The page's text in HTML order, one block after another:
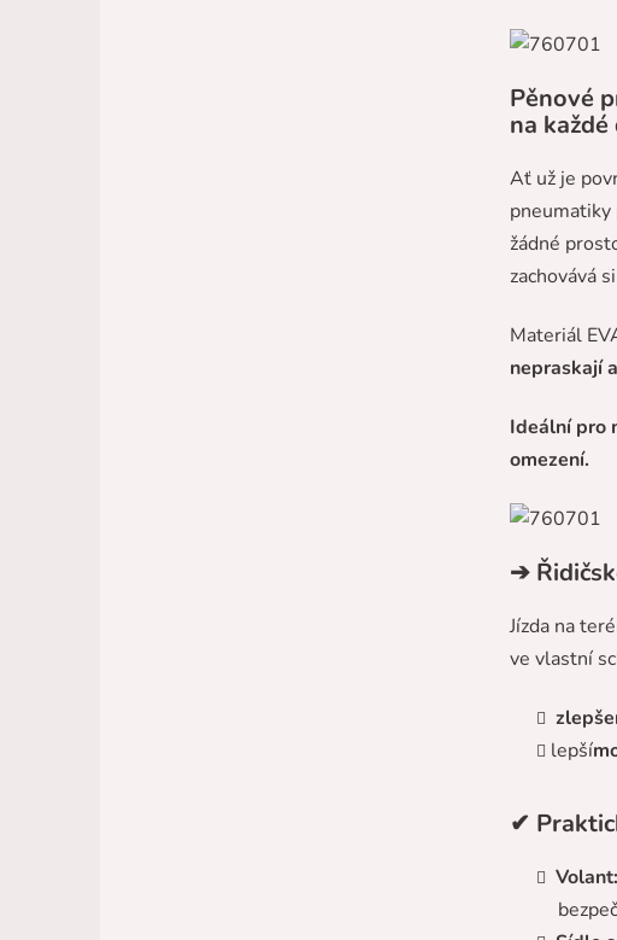
Pěnové
na
Ať už je
pneumatiky
žádné
zachovává
Materiál
nepraskají
Ideální pro
omezení.
➔
Jízda na
ve vlastní
lepší
✔
Volant: